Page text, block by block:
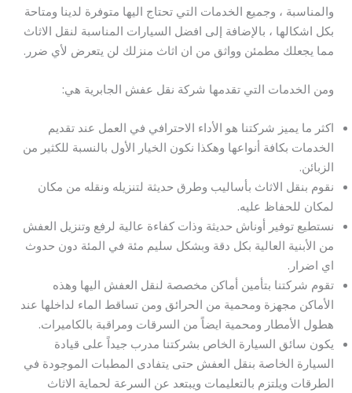
والمناسبة ، وجميع الخدمات التي تحتاج اليها متوفرة لدينا ومتاحة
بكل اشكالها ، بالإضافة إلى افضل السيارات المناسبة لنقل الاثاث
مما يجعلك مطمئن وواثق من ان اثاث منزلك لن يتعرض لأي ضرر.
ومن الخدمات التي تقدمها شركة نقل عفش الجابرية هي:
اكثر ما يميز شركتنا هو الأداء الاحترافي في العمل عند تقديم
الخدمات بكافة أنواعها وهكذا نكون الخيار الأول بالنسبة للكثير من
الزبائن.
نقوم بنقل الاثاث بأساليب وطرق حديثة لتنزيله ونقله من مكان
لمكان للحفاظ عليه.
نستطيع توفير أوناش حديثة وذات كفاءة عالية لرفع وتنزيل العفش
من الأبنية العالية بكل دقة وبشكل سليم مئة في المئة دون حدوث
اي اضرار.
تقوم شركتنا بتأمين أماكن مخصصة لنقل العفش اليها وهذه
الأماكن مجهزة ومحمية من الحرائق ومن تساقط الماء لداخلها عند
هطول الأمطار ومحمية ايضاً من السرقات ومراقبة بالكاميرات.
يكون سائق السيارة الخاص بشركتنا مدرب جيداً على قيادة
السيارة الخاصة بنقل العفش حتى يتفادى المطبات الموجودة في
الطرقات ويلتزم بالتعليمات ويبتعد عن السرعة لحماية الاثاث